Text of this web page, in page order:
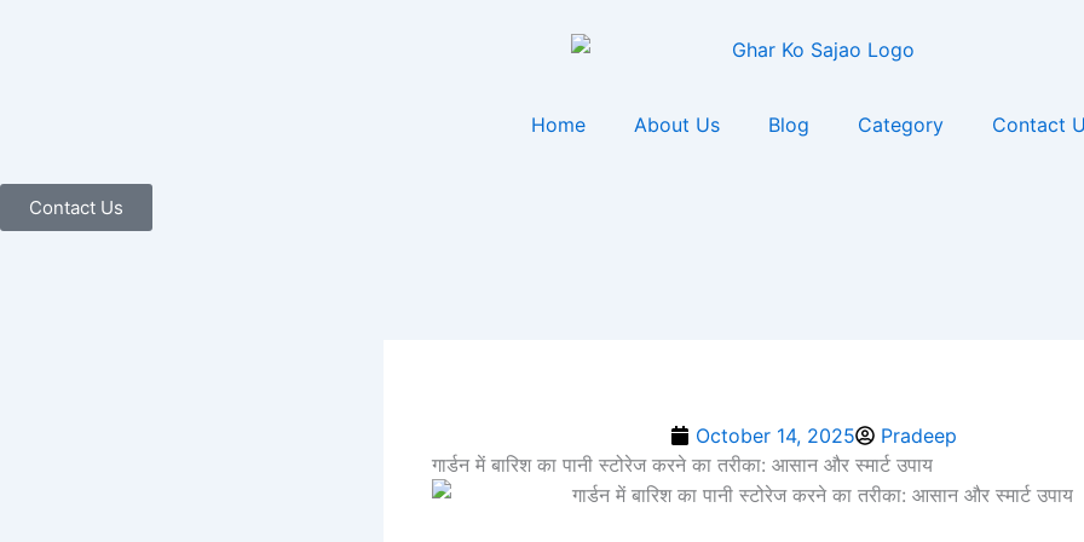
Home
About Us Blog Category Contact
Contact Us
October 14, 2025
Pradeep
गार्डन में बारिश का पानी स्टोरेज करने का तरीका: आसान और स्मार्ट उपाय